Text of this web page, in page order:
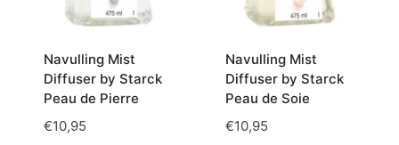
Navulling Mist
Diffuser by Starck
Peau de Pierre
€10,95
Navulling Mist
Diffuser by Starck
Peau de Soie
€10,95